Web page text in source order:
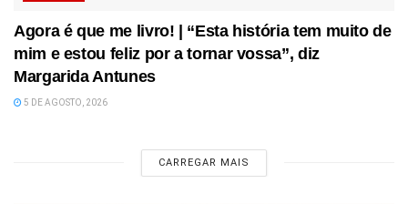
Agora é que me livro! | “Esta história tem muito de
mim e estou feliz por a tornar vossa”, diz
Margarida Antunes
5 DE AGOSTO, 2026
CARREGAR MAIS